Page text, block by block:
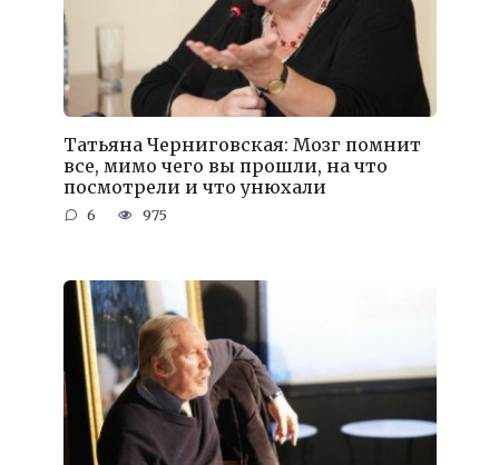
Татьяна Черниговская: Мозг помнит
все, мимо чего вы прошли, на что
посмотрели и что унюхали
6 975